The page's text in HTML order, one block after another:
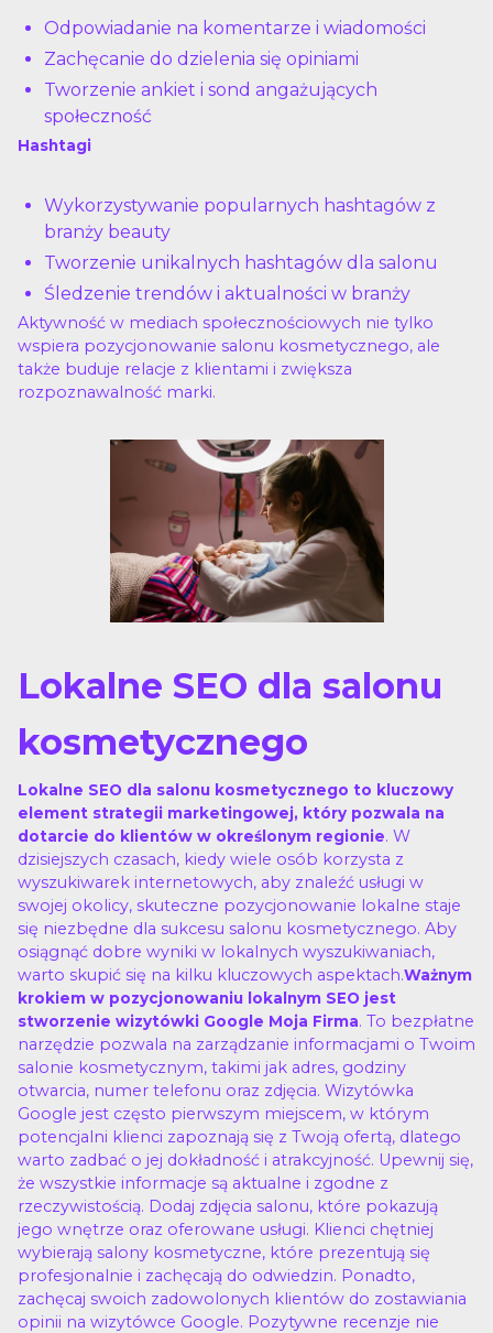
Odpowiadanie na komentarze i wiadomości
Zachęcanie do dzielenia się opiniami
Tworzenie ankiet i sond angażujących
społeczność
Hashtagi
Wykorzystywanie popularnych hashtagów z
branży beauty
Tworzenie unikalnych hashtagów dla salonu
Śledzenie trendów i aktualności w branży
Aktywność w mediach społecznościowych nie tylko
wspiera pozycjonowanie salonu kosmetycznego, ale
także buduje relacje z klientami i zwiększa
rozpoznawalność marki.
Lokalne SEO dla salonu
kosmetycznego
Lokalne SEO dla salonu kosmetycznego to kluczowy
element strategii marketingowej, który pozwala na
dotarcie do klientów w określonym regionie. W
dzisiejszych czasach, kiedy wiele osób korzysta z
wyszukiwarek internetowych, aby znaleźć usługi w
swojej okolicy, skuteczne pozycjonowanie lokalne staje
się niezbędne dla sukcesu salonu kosmetycznego. Aby
osiągnąć dobre wyniki w lokalnych wyszukiwaniach,
warto skupić się na kilku kluczowych aspektach.Ważnym
krokiem w pozycjonowaniu lokalnym SEO jest
stworzenie wizytówki Google Moja Firma. To bezpłatne
narzędzie pozwala na zarządzanie informacjami o Twoim
salonie kosmetycznym, takimi jak adres, godziny
otwarcia, numer telefonu oraz zdjęcia. Wizytówka
Google jest często pierwszym miejscem, w którym
potencjalni klienci zapoznają się z Twoją ofertą, dlatego
warto zadbać o jej dokładność i atrakcyjność. Upewnij się,
że wszystkie informacje są aktualne i zgodne z
rzeczywistością. Dodaj zdjęcia salonu, które pokazują
jego wnętrze oraz oferowane usługi. Klienci chętniej
wybierają salony kosmetyczne, które prezentują się
profesjonalnie i zachęcają do odwiedzin. Ponadto,
zachęcaj swoich zadowolonych klientów do zostawiania
opinii na wizytówce Google. Pozytywne recenzje nie